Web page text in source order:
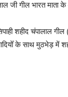
जी गील भारत
शहीद चंपालाल
के साथ मुठभेड़ में